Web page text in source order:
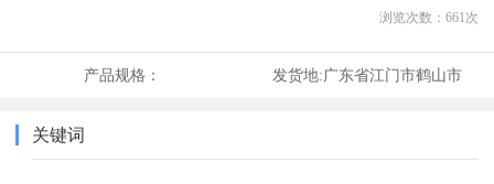
浏览次数： 661次
产品规格： 发货地:广东省江门市鹤山市
关键词